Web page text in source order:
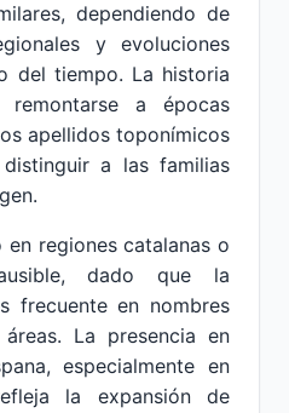
dependiendo de
y evoluciones
del tiempo. La historia
a épocas
apellidos toponímicos
a las familias
regiones catalanas o
dado que la
frecuente en nombres
La presencia en
especialmente en
la expansión de